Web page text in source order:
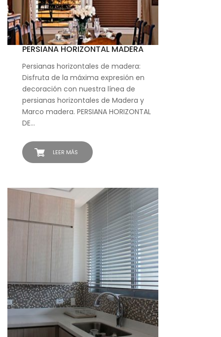
LEER MÁS
PERSIANA HORIZONTAL MADERA
Persianas horizontales de madera:
Disfruta de la máxima expresión en
decoración con nuestra línea de
persianas horizontales de Madera y
Marco madera. PERSIANA HORIZONTAL
DE…